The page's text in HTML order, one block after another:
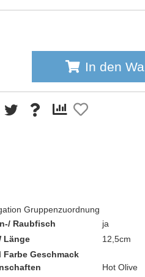
In den
Gruppenzuordnung
Raubfisch
ja
Länge
12,5cm
Farbe Geschmack
Hot Olive